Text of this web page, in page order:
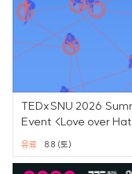
TEDxSNU 2026
Event <Love over
8.8 (토)
유료